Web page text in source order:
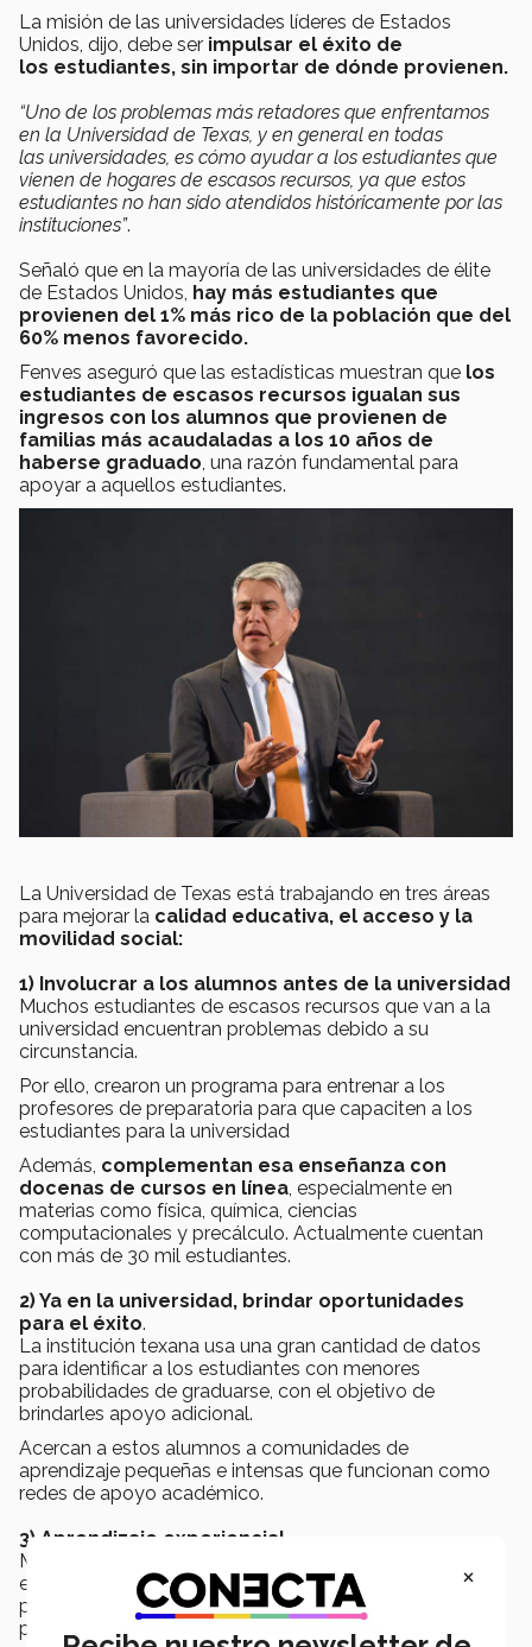
La misión de las universidades líderes de Estados
Unidos, dijo, debe ser impulsar el éxito de
los estudiantes, sin importar de dónde provienen.
“Uno de los problemas más retadores que enfrentamos
en la Universidad de Texas, y en general en todas
las universidades, es cómo ayudar a los estudiantes que
vienen de hogares de escasos recursos, ya que estos
estudiantes no han sido atendidos históricamente por las
instituciones”.
Señaló que en la mayoría de las universidades de élite
de Estados Unidos, hay más estudiantes que
provienen del 1% más rico de la población que del
60% menos favorecido.
Fenves aseguró que las estadísticas muestran que los
estudiantes de escasos recursos igualan sus
ingresos con los alumnos que provienen de
familias más acaudaladas a los 10 años de
haberse graduado , una razón fundamental para
apoyar a aquellos estudiantes.
La Universidad de Texas está trabajando en tres áreas
para mejorar la calidad educativa, el acceso y la
movilidad social:
1) Involucrar a los alumnos antes de la universidad
Muchos estudiantes de escasos recursos que van a la
universidad encuentran problemas debido a su
circunstancia.
Por ello, crearon un programa para entrenar a los
profesores de preparatoria para que capaciten a los
estudiantes para la universidad
Además, complementan esa enseñanza con
docenas de cursos en línea, especialmente en
materias como física, química, ciencias
computacionales y precálculo. Actualmente cuentan
con más de 30 mil estudiantes.
2) Ya en la universidad, brindar oportunidades
para el éxito.
La institución texana usa una gran cantidad de datos
para identificar a los estudiantes con menores
probabilidades de graduarse, con el objetivo de
brindarles apoyo adicional.
Acercan a estos alumnos a comunidades de
aprendizaje pequeñas e intensas que funcionan como
redes de apoyo académico.
3) Aprendizaje experiencial.
Mediante este método educativo buscan llevar la
experiencia del mundo a la clase. Resolver
problemáticas reales atrae a los alumnos, lo que ha
permitido a la universidad lograr grandes avances,
×